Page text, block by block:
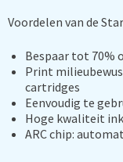
Voordelen van de
Bespaar tot 70%
Print
cartridges
Eenvoudig te
Hoge kwaliteit
ARC chip: